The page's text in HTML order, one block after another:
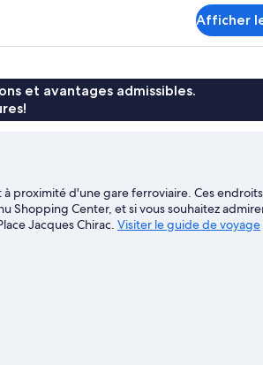
Afficher
et avantages admissibles.
à proximité d'une gare ferroviaire. Ces
Shopping Center, et si vous souhaitez
Jacques Chirac. Visiter le guide de voyage